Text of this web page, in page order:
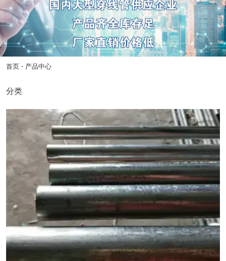
首页 - 产品中心
分类